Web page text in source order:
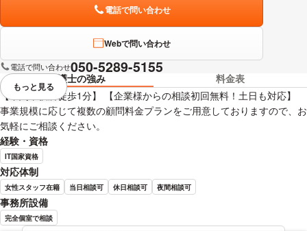
電話で問い合わせ
Webで問い合わせ
電話で問い合わせ050-5289-5155
弁護士の強み
料金表
【下関市役所徒歩1分】 【企業様からの相談初回無料！土日も対応】
事業規模に応じて複数の顧問料金プランをご用意しておりますので、お
気軽にご相談ください。
経験・資格
IT国家資格
対応体制
女性スタッフ在籍 当日相談可 休日相談可 夜間相談可
事務所設備
完全個室で相談
視覚的に省略されている要素を
もっと見る